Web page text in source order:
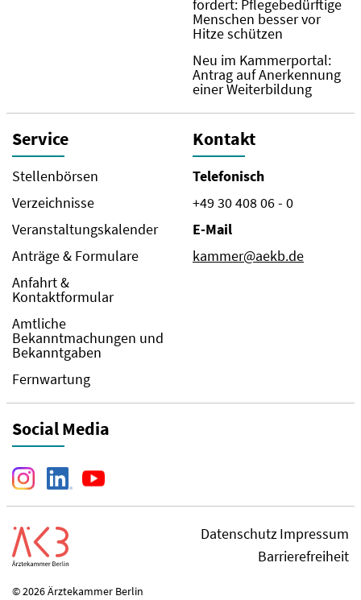
fordert: Pflegebedürftige
Menschen besser vor
Hitze schützen
Neu im Kammerportal:
Antrag auf Anerkennung
einer Weiterbildung
Service
Stellenbörsen
Verzeichnisse
Veranstaltungskalender
Anträge & Formulare
Anfahrt &
Kontaktformular
Amtliche
Bekanntmachungen und
Bekanntgaben
Fernwartung
Kontakt
Telefonisch
+49 30 408 06 - 0
E-Mail
kammer@aekb.de
Social Media
DatenschutzImpressum
Barrierefreiheit
© 2026 Ärztekammer Berlin